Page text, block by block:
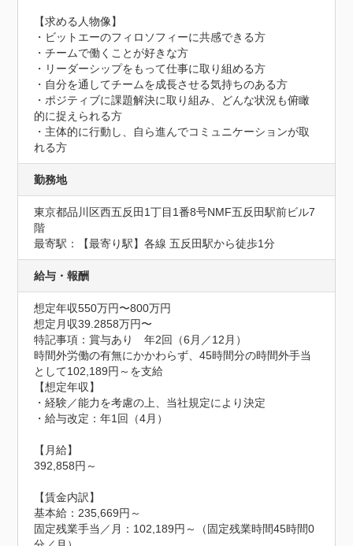
【求める人物像】
・ビットエーのフィロソフィーに共感できる方
・チームで働くことが好きな方
・リーダーシップをもって仕事に取り組める方
・自分を通してチームを成長させる気持ちのある方
・ポジティブに課題解決に取り組み、どんな状況も俯瞰
的に捉えられる方
・主体的に行動し、自ら進んでコミュニケーションが取
れる方
勤務地
東京都品川区西五反田1丁目1番8号NMF五反田駅前ビル7
階
最寄駅：【最寄り駅】各線 五反田駅から徒歩1分
給与・報酬
想定年収550万円〜800万円
想定月収39.2858万円〜
特記事項：賞与あり　年2回（6月／12月）
時間外労働の有無にかかわらず、45時間分の時間外手当
として102,189円～を支給
【想定年収】
・経験／能力を考慮の上、当社規定により決定
・給与改定：年1回（4月）
【月給】
392,858円～
【賃金内訳】
基本給：235,669円～
固定残業手当／月：102,189円～（固定残業時間45時間0